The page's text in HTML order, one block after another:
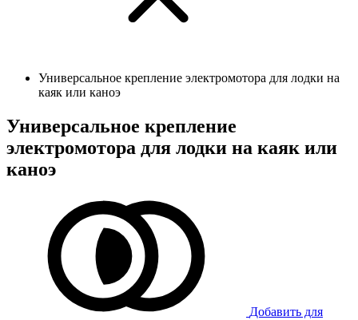
Универсальное крепление электромотора для лодки на
каяк или каноэ
Универсальное крепление
электромотора для лодки на каяк или
каноэ
Добавить для